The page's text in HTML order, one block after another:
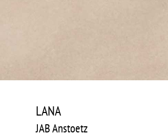
LANA
JAB Anstoetz